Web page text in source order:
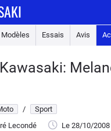
Modèles Essais Avis
/
Sport
Lecondé
Le 28/10/2008